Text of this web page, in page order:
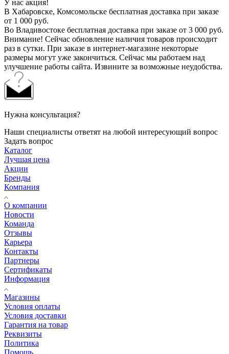
У нас акция!
В Хабаровске, Комсомольске бесплатная доставка при заказе
от 1 000 руб.
Во Владивостоке бесплатная доставка при заказе от 3 000 руб.
Внимание! Сейчас обновление наличия товаров происходит
раз в сутки. При заказе в интернет-магазине некоторые
размеры могут уже закончиться. Сейчас мы работаем над
улучшение работы сайта. Извините за возможные неудобства.
Нужна консультация?
Наши специалисты ответят на любой интересующий вопрос
Задать вопрос
Каталог
Лучшая цена
Акции
Бренды
Компания
О компании
Новости
Команда
Отзывы
Карьера
Контакты
Партнеры
Сертификаты
Информация
Магазины
Условия оплаты
Условия доставки
Гарантия на товар
Реквизиты
Политика
Помощь